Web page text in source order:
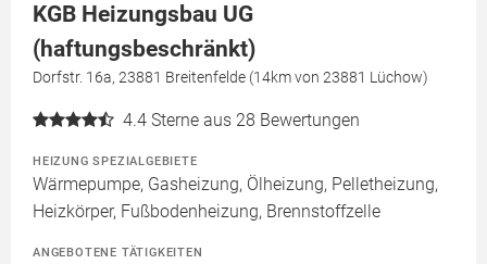
KGB Heizungsbau UG
(haftungsbeschränkt)
Dorfstr. 16a, 23881 Breitenfelde (14km von 23881 Lüchow)
4.4 Sterne aus 28 Bewertungen
HEIZUNG SPEZIALGEBIETE
Wärmepumpe, Gasheizung, Ölheizung, Pelletheizung,
Heizkörper, Fußbodenheizung, Brennstoffzelle
ANGEBOTENE TÄTIGKEITEN